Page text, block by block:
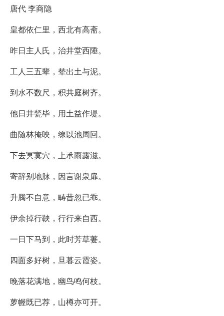
唐代 李商隐
皇都依仁里，西北有高斋。
昨日主人氏，治井堂西陲。
工人三五辈，辇出土与泥。
到水不数尺，积共庭树齐。
他日井甃毕，用土益作堤。
曲随林掩映，缭以池周回。
下去冥寞穴，上承雨露滋。
寄辞别地脉，因言谢泉扉。
升腾不自意，畴昔忽已乖。
伊余掉行鞅，行行来自西。
一日下马到，此时芳草萋。
四面多好树，旦暮云霞姿。
晚落花满地，幽鸟鸣何枝。
萝幄既已荐，山樽亦可开。